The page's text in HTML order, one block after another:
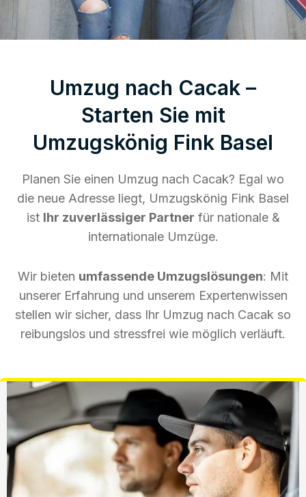
Umzug nach Cacak –
Starten Sie mit
Umzugskönig Fink Basel
Planen Sie einen Umzug nach Cacak? Egal wo
die neue Adresse liegt, Umzugskönig Fink Basel
ist Ihr zuverlässiger Partner für nationale &
internationale Umzüge.
Wir bieten umfassende Umzugslösungen: Mit
unserer Erfahrung und unserem Expertenwissen
stellen wir sicher, dass Ihr Umzug nach Cacak so
reibungslos und stressfrei wie möglich verläuft.